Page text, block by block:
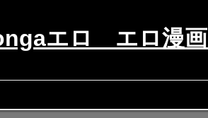
エロ エロ漫